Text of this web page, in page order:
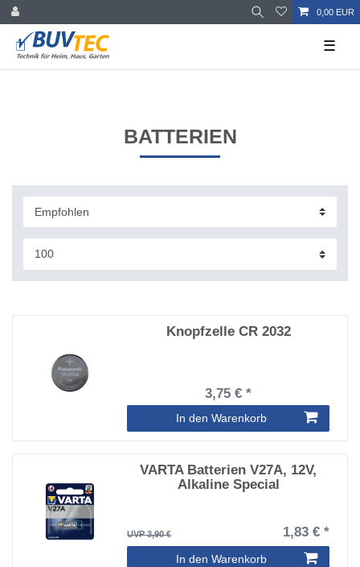
0,00 EUR
☰
BATTERIEN
Knopfzelle CR 2032
3,75 € *
In den Warenkorb
VARTA Batterien V27A, 12V,
Alkaline Special
UVP 3,90 € 1,83 € *
In den Warenkorb